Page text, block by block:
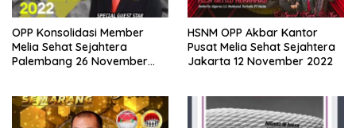
OPP Konsolidasi Member
Melia Sehat Sejahtera
Palembang 26 November
HSNM OPP Akbar Kantor
Pusat Melia Sehat Sejahtera
Jakarta 12 November 2022